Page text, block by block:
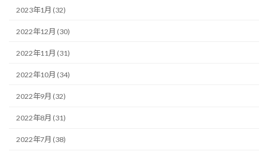
2023年1月 (32)
2022年12月 (30)
2022年11月 (31)
2022年10月 (34)
2022年9月 (32)
2022年8月 (31)
2022年7月 (38)